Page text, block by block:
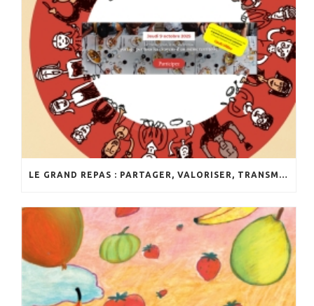
LE GRAND REPAS : PARTAGER, VALORISER, TRANSMETTRE